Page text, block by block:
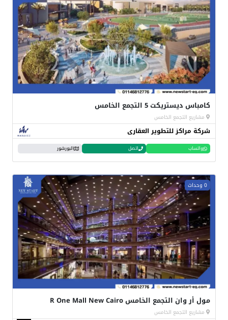
كامباس ديستريكت 5 التجمع الخامس
مشاريع التجمع الخامس
شركة مراكز للتطوير العقارى
واتساب اتصل البورشور
0 وحدات
مول أر وان التجمع الخامس R One Mall New Cairo
مشاريع التجمع الخامس